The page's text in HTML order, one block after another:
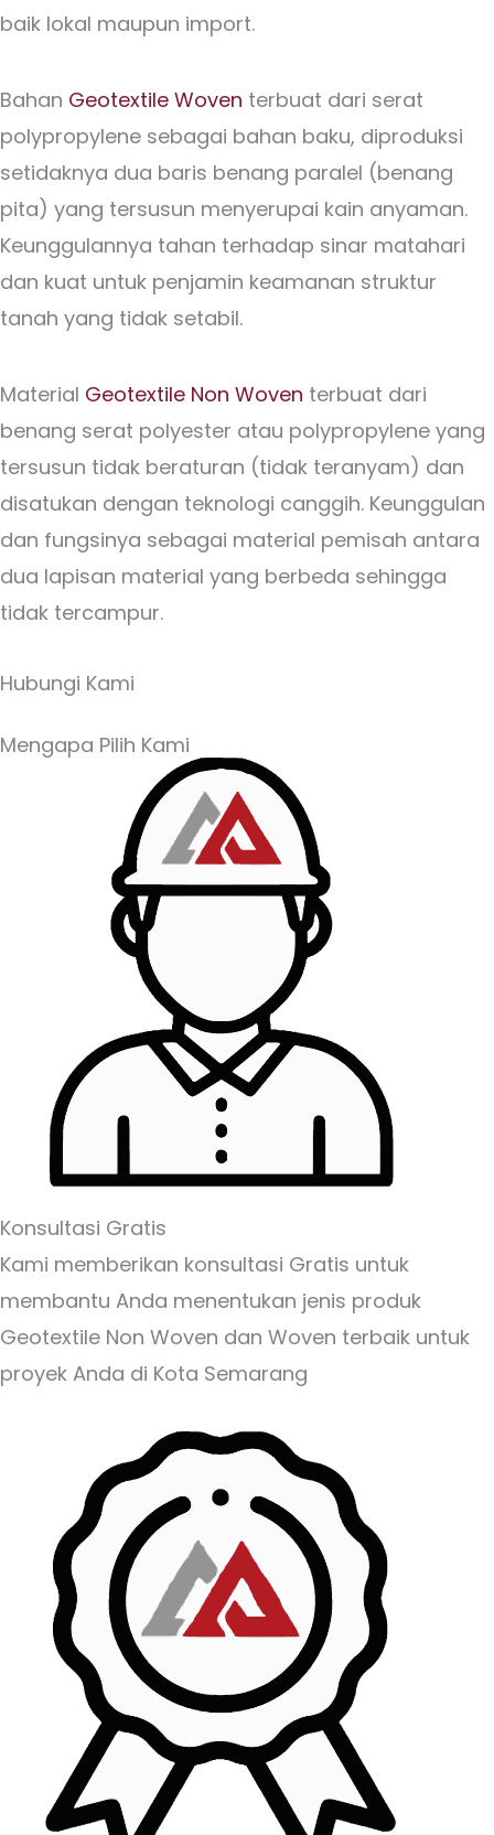
baik lokal maupun import.
Bahan Geotextile Woven terbuat dari serat
polypropylene sebagai bahan baku, diproduksi
setidaknya dua baris benang paralel (benang
pita) yang tersusun menyerupai kain anyaman.
Keunggulannya tahan terhadap sinar matahari
dan kuat untuk penjamin keamanan struktur
tanah yang tidak setabil.
Material Geotextile Non Woven terbuat dari
benang serat polyester atau polypropylene yang
tersusun tidak beraturan (tidak teranyam) dan
disatukan dengan teknologi canggih. Keunggulan
dan fungsinya sebagai material pemisah antara
dua lapisan material yang berbeda sehingga
tidak tercampur.
Hubungi Kami
Mengapa Pilih Kami
Konsultasi Gratis
Kami memberikan konsultasi Gratis untuk
membantu Anda menentukan jenis produk
Geotextile Non Woven dan Woven terbaik untuk
proyek Anda di Kota Semarang